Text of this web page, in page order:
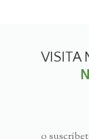
VISITA